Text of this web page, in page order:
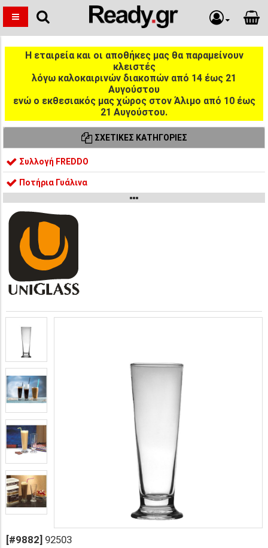
Η εταιρεία και οι αποθήκες μας θα παραμείνουν
κλειστές
λόγω καλοκαιρινών διακοπών από 14 έως 21
Αυγούστου
ενώ ο εκθεσιακός μας χώρος στον Άλιμο από 10 έως
21 Αυγούστου.
ΣΧΕΤΙΚΈΣ ΚΑΤΗΓΟΡΊΕΣ
Συλλογή FREDDO
Ποτήρια Γυάλινα
[#9882] 92503